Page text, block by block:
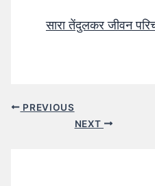
सारा तेंदुलकर जीवन
PREVIOUS
NEXT